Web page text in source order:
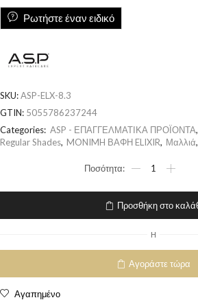
Ρωτήστε έναν ειδικό
SKU:ASP-ELX-8.3
GTIN: 5055786237244
Categories: ASP - ΕΠΑΓΓΕΛΜΑΤΙΚΑ ΠΡΟΪΟΝΤΑ,
Regular Shades, MONIMH ΒΑΦΗ ELIXIR, Μαλλιά,
Προσθήκη στο
H
Αγοράστε τώρα
Αγαπημένο